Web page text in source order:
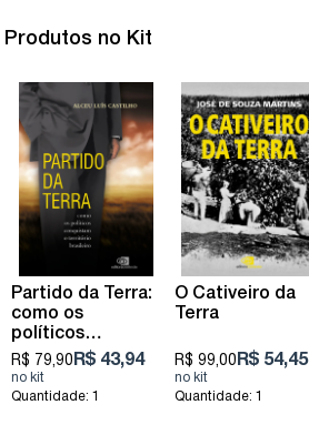
Produtos no Kit
Partido da Terra:
como os
políticos
conquistam o
território
brasileiro
R$ 79,90 R$ 43,94
Quantidade: 1
O Cativeiro da
Terra
R$ 99,00 R$ 54,45
Quantidade: 1